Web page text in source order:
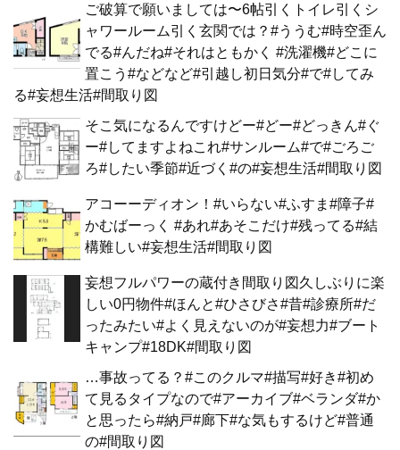
ご破算で願いましては〜6帖引くトイレ引くシ
ャワールーム引く玄関では？#ううむ#時空歪ん
でる#んだね#それはともかく #洗濯機#どこに
置こう#などなど#引越し初日気分#で#してみ
る#妄想生活#間取り図
そこ気になるんですけどー#どー#どっきん#ぐ
ー#してますよねこれ#サンルーム#で#ごろご
ろ#したい季節#近づく#の#妄想生活#間取り図
アコーーディオン！#いらない#ふすま#障子#
かむばーっく #あれ#あそこだけ#残ってる#結
構難しい#妄想生活#間取り図
妄想フルパワーの蔵付き間取り図久しぶりに楽
しい0円物件#ほんと#ひさびさ#昔#診療所#だ
ったみたい#よく見えないのが#妄想力#ブート
キャンプ#18DK#間取り図
…事故ってる？#このクルマ#描写#好き#初め
て見るタイプなので#アーカイブ#ベランダ#か
と思ったら#納戸#廊下#な気もするけど#普通
の#間取り図